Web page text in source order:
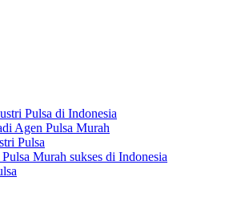
Pulsa di Indonesia
Agen Pulsa Murah
Pulsa
Murah sukses di Indonesia